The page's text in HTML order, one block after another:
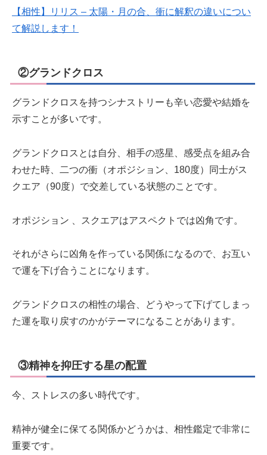
【相性】リリス – 太陽・月の合、衝に解釈の違いについ
て解説します！
②グランドクロス
グランドクロスを持つシナストリーも辛い恋愛や結婚を
示すことが多いです。
グランドクロスとは自分、相手の惑星、感受点を組み合
わせた時、二つの衝（オポジション、180度）同士がス
クエア（90度）で交差している状態のことです。
オポジション 、スクエアはアスペクトでは凶角です。
それがさらに凶角を作っている関係になるので、お互い
で運を下げ合うことになります。
グランドクロスの相性の場合、どうやって下げてしまっ
た運を取り戻すのかがテーマになることがあります。
③精神を抑圧する星の配置
今、ストレスの多い時代です。
精神が健全に保てる関係かどうかは、相性鑑定で非常に
重要です。